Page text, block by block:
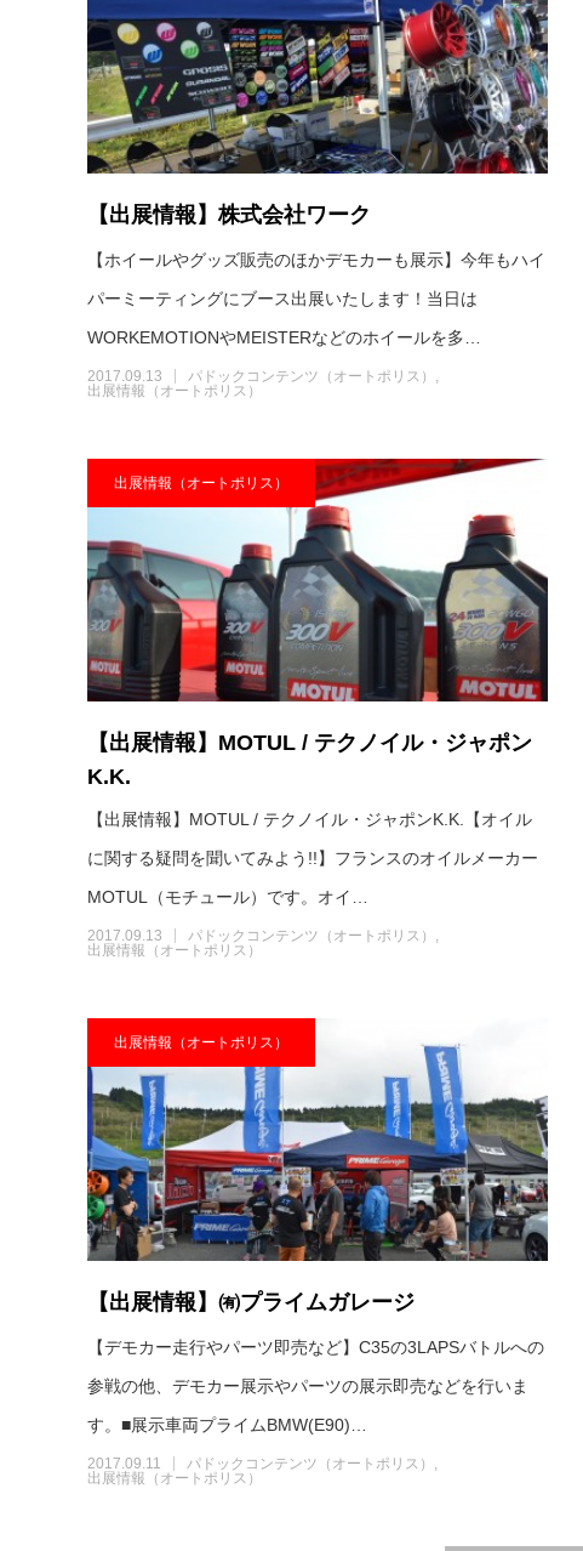
【出展情報】株式会社ワーク
【ホイールやグッズ販売のほかデモカーも展示】今年もハイ
パーミーティングにブース出展いたします！当日は
WORKEMOTIONやMEISTERなどのホイールを多…
2017.09.13
パドックコンテンツ（オートポリス）
出展情報（オートポリス）
出展情報（オートポリス）
【出展情報】MOTUL / テクノイル・ジャポン
K.K.
【出展情報】MOTUL / テクノイル・ジャポンK.K.【オイル
に関する疑問を聞いてみよう!!】フランスのオイルメーカー
MOTUL（モチュール）です。オイ…
2017.09.13
パドックコンテンツ（オートポリス）
出展情報（オートポリス）
出展情報（オートポリス）
【出展情報】㈲プライムガレージ
【デモカー走行やパーツ即売など】C35の3LAPSバトルへの
参戦の他、デモカー展示やパーツの展示即売などを行いま
す。■展示車両プライムBMW(E90)…
2017.09.11
パドックコンテンツ（オートポリス）
出展情報（オートポリス）